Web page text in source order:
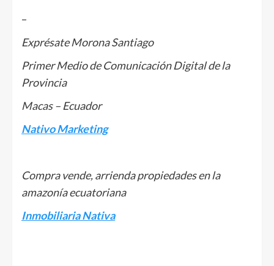
–
Exprésate Morona Santiago
Primer Medio de Comunicación Digital de la
Provincia
Macas – Ecuador
Nativo Marketing
Compra vende, arrienda propiedades en la
amazonía ecuatoriana
Inmobiliaria Nativa